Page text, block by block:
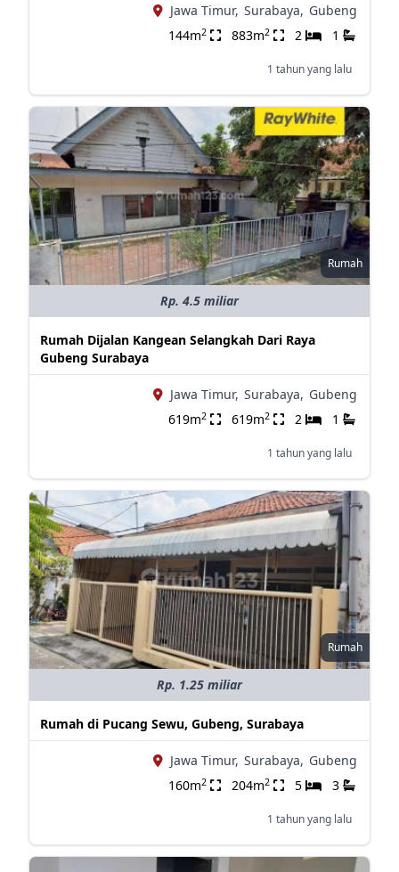
Jawa Timur, Surabaya, Gubeng
144m2 883m2 2 1
1 tahun yang lalu
Rumah
Rp. 4.5 miliar
Rumah Dijalan Kangean Selangkah Dari Raya
Gubeng Surabaya
Jawa Timur, Surabaya, Gubeng
619m2 619m2 2 1
1 tahun yang lalu
Rumah
Rp. 1.25 miliar
Rumah di Pucang Sewu, Gubeng, Surabaya
Jawa Timur, Surabaya, Gubeng
160m2 204m2 5 3
1 tahun yang lalu